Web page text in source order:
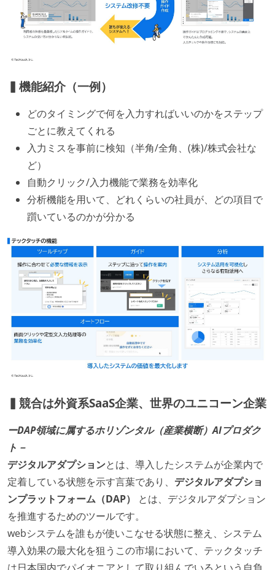
▍機能紹介（一例）
どのタイミングで何を入力すればいいのかをステップ
ごとに教えてくれる
入力ミスを事前に検知（半角/全角、(株)/株式会社な
ど）
自動クリック/入力機能で業務を効率化
分析機能を用いて、どれくらいの社員が、どの項目で
躓いているのかが分かる
▍競合は外資系SaaS企業、世界のユニコーン企業
ーDAP領域に属するホリゾンタル（産業横断）AIプロダク
ト－
デジタルアダプションとは、導入したシステムが企業内で
定着している状態を示す言葉であり、 デジタルアダプショ
ンプラットフォーム（DAP）
とは、デジタルアダプション
を推進するためのツールです。
webシステムを誰もが使いこなせる状態に整え、システム
導入効果の最大化を狙うこの市場において、テックタッチ